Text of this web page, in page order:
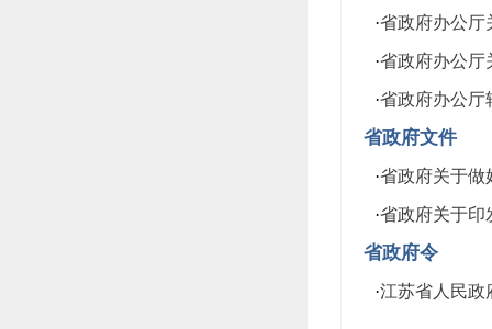
·省政府办公厅
·省政府办公厅
·省政府办公厅
省政府文件
·省政府关于做
·省政府关于印
省政府令
·江苏省人民政